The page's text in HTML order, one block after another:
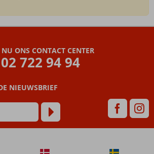
NU ONS CONTACT CENTER
02 722 94 94
NIEUWSBRIEF